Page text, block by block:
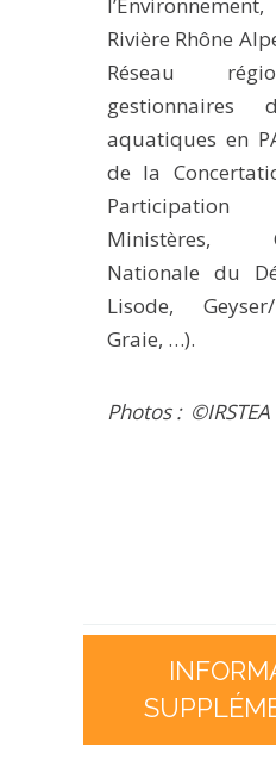
Rivière Rhône
Réseau
gestionnaires
aquatiques en
de la
Participation
Ministères,
Nationale du
Lisode,
Graie, …).
Photos : ©IRSTEA